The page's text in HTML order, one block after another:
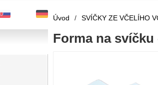
Úvod / SVÍČKY ZE VČELÍHO
Forma na